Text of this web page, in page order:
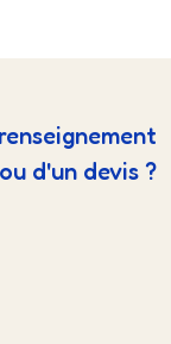
ou d'un devis ?